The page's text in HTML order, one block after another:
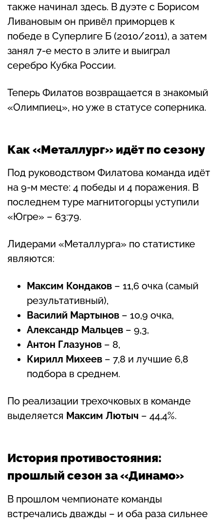
также начинал здесь. В дуэте с Борисом
Ливановым он привёл приморцев к
победе в Суперлиге Б (2010/2011), а затем
занял 7-е место в элите и выиграл
серебро Кубка России.
Теперь Филатов возвращается в знакомый
«Олимпиец», но уже в статусе соперника.
Как «Металлург» идёт по сезону
Под руководством Филатова команда идёт
на 9-м месте: 4 победы и 4 поражения. В
последнем туре магнитогорцы уступили
«Югре» – 63:79.
Лидерами «Металлурга» по статистике
являются:
Максим Кондаков – 11,6 очка (самый
результативный),
Василий Мартынов – 10,9 очка,
Александр Мальцев – 9,3,
Антон Глазунов – 8,
Кирилл Михеев – 7,8 и лучшие 6,8
подбора в среднем.
По реализации трехочковых в команде
выделяется Максим Лютыч – 44,4%.
История противостояния:
прошлый сезон за «Динамо»
В прошлом чемпионате команды
встречались дважды – и оба раза сильнее